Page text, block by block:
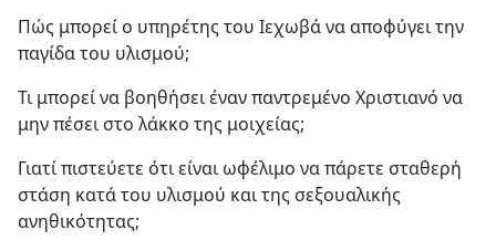
Πώς μπορεί ο υπηρέτης του Ιεχωβά να αποφύγει την
παγίδα του υλισμού;
Τι μπορεί να βοηθήσει έναν παντρεμένο Χριστιανό να
μην πέσει στο λάκκο της μοιχείας;
Γιατί πιστεύετε ότι είναι ωφέλιμο να πάρετε σταθερή
στάση κατά του υλισμού και της σεξουαλικής
ανηθικότητας;